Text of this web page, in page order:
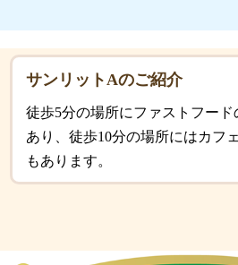
サンリットAのご紹介
徒歩5分の場所にファストフー
あり、徒歩10分の場所にはカフ
もあります。